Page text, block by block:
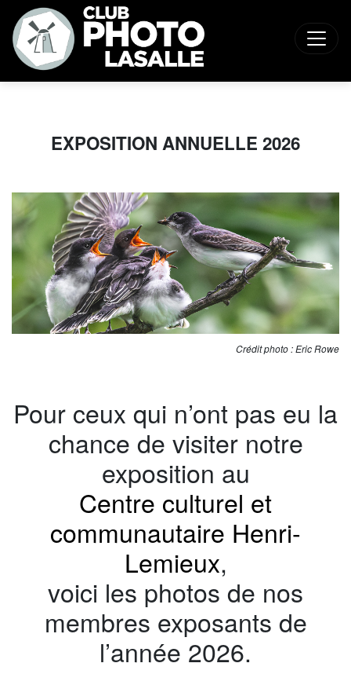
EXPOSITION ANNUELLE 2026
Crédit photo : Eric Rowe
Pour ceux qui n’ont pas eu la
chance de visiter notre
exposition au
Centre culturel et
communautaire Henri-
Lemieux,
voici les photos de nos
membres exposants de
l’année 2026.